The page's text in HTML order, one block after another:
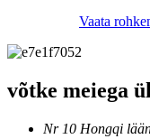
Vaata
võtke meiega
Nr 10 Hongqi